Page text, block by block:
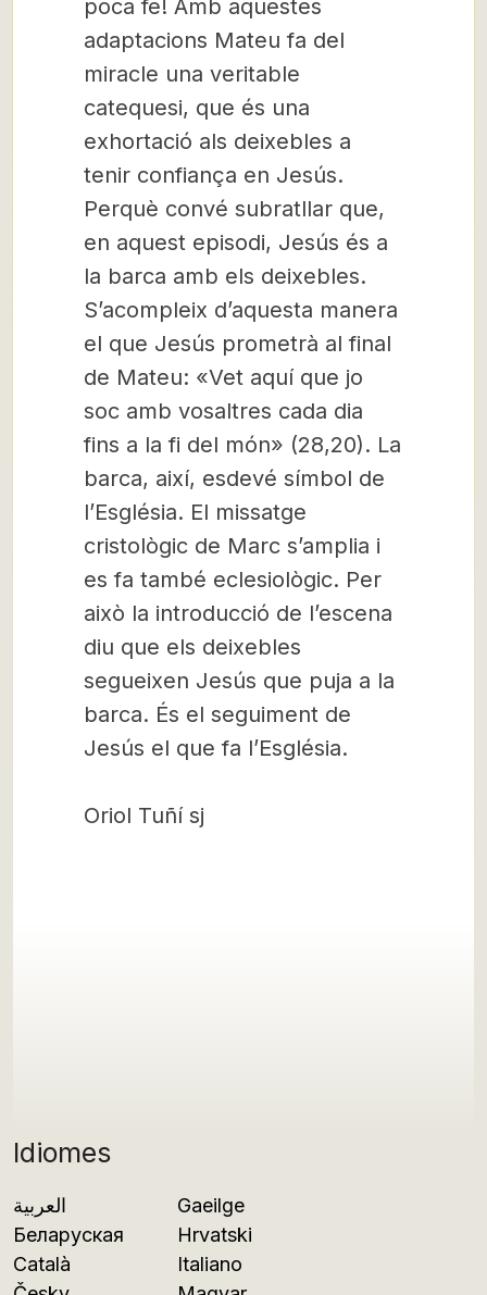
Idiomes
العربية
Беларуская
Català
Gaeilge
Hrvatski
Italiano
poca fe! Amb aquestes
adaptacions Mateu fa del
miracle una veritable
catequesi, que és una
exhortació als deixebles a
tenir confiança en Jesús.
Perquè convé subratllar que,
en aquest episodi, Jesús és a
la barca amb els deixebles.
S’acompleix d’aquesta manera
el que Jesús prometrà al final
de Mateu: «Vet aquí que jo
soc amb vosaltres cada dia
fins a la fi del món» (28,20). La
barca, així, esdevé símbol de
l’Església. El missatge
cristològic de Marc s’amplia i
es fa també eclesiològic. Per
això la introducció de l’escena
diu que els deixebles
segueixen Jesús que puja a la
barca. És el seguiment de
Jesús el que fa l’Església.
Oriol Tuñí sj